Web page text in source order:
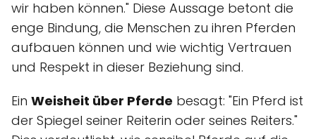
wir haben können." Diese Aussage betont die
enge Bindung, die Menschen zu ihren Pferden
aufbauen können und wie wichtig Vertrauen
und Respekt in dieser Beziehung sind.
Ein Weisheit über Pferde besagt: "Ein Pferd ist
der Spiegel seiner Reiterin oder seines Reiters."